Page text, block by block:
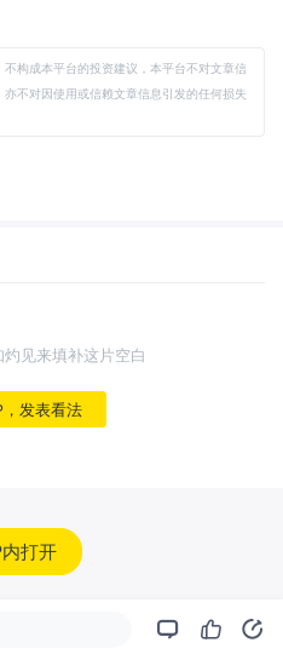
构成本平台的投资建议，本平台不对文章信
不对因使用或信赖文章信息引发的任何损失
见来填补这片空白
，发表看法
打开